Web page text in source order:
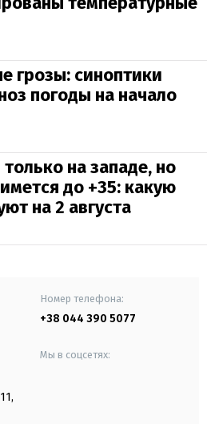
грозы: синоптики
погоды на начало
на западе, но
до +35: какую
на 2 августа
Номер телефона:
+38 044 390 5077
Мы в соцсетях: